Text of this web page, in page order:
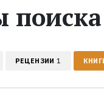
РЕЦЕНЗИИ 1